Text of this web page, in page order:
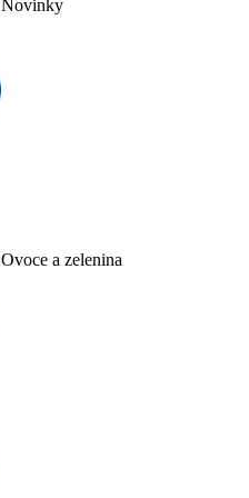
Novinky
Ovoce a zelenina